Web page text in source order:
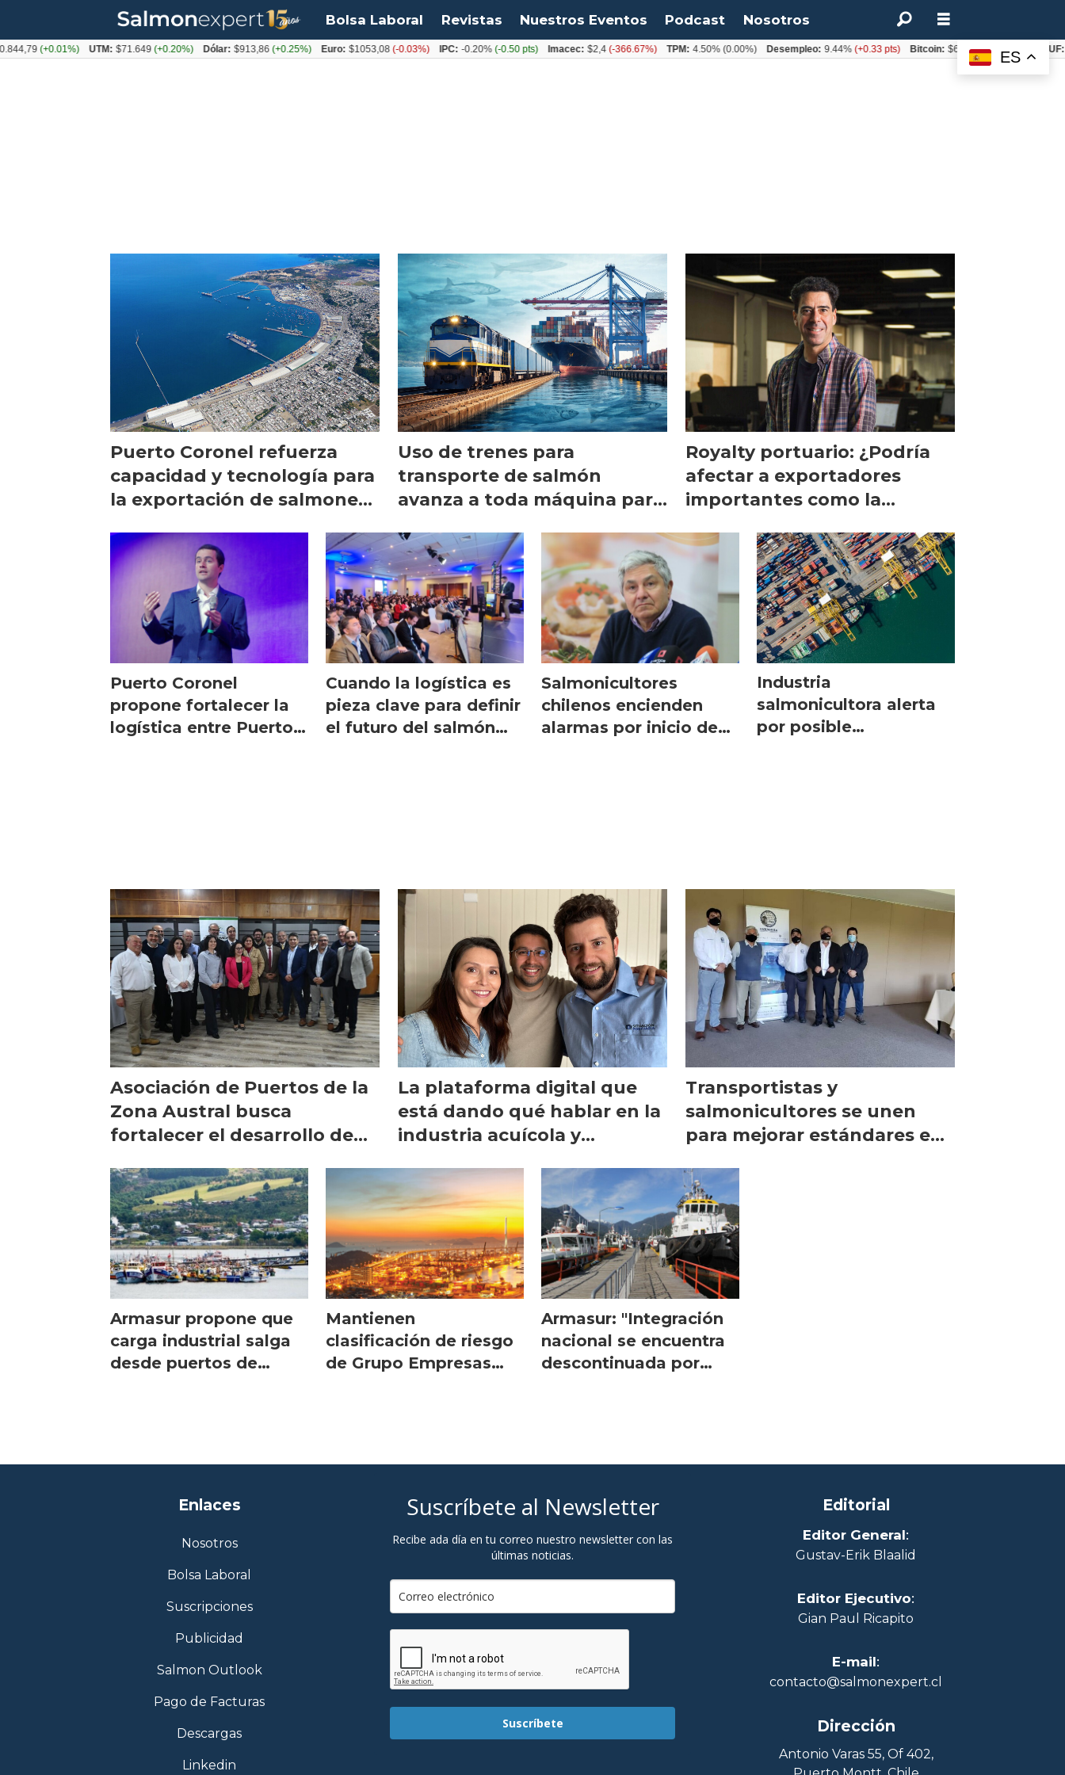
Bolsa Laboral Revistas Nuestros Eventos Podcast Nosotros
Tag:
Puerto Coronel refuerza
capacidad y tecnología para
la exportación de salmones:
Uso de trenes para
transporte de salmón
avanza a toda máquina para
regular
Royalty portuario: ¿Podría
afectar a exportadores
importantes como la
Puerto Coronel
propone fortalecer la
logística entre Puerto
Cuando la logística es
pieza clave para definir
el futuro del salmón
Salmonicultores
chilenos encienden
alarmas por inicio de
Industria
salmonicultora alerta
por posible
Asociación de Puertos de la
Zona Austral busca
fortalecer el desarrollo de
La plataforma digital que
está dando qué hablar en la
industria acuícola y
Transportistas y
salmonicultores se unen
para mejorar estándares en
Armasur propone que
carga industrial salga
desde puertos de
Mantienen
clasificación de riesgo
de Grupo Empresas
Armasur: "Integración
nacional se encuentra
descontinuada por
Enlaces
Nosotros
Bolsa Laboral
Suscripciones
Publicidad
Salmon Outlook
Pago de Facturas
Descargas
Linkedin
Suscríbete al Newsletter
Recibe ada día en tu correo nuestro newsletter con las
últimas noticias.
Suscríbete
Editorial
Editor General:
Gustav-Erik Blaalid
Editor Ejecutivo:
Gian Paul Ricapito
E-mail:
contacto@salmonexpert.cl
Dirección
Antonio Varas 55, Of 402,
ES
(+0.01%) UTM: $71.649 (+0.20%) Dólar: $913,86(+0.25%) Euro: $1053,08(-0.03%) IPC: -0.20%(-0.50 pts) Imacec: $2,4(-366.67%) TPM: 4.50%(0.00%) Desempleo: 9.44%(+0.33 pts) Bitcoin: $64.600,08(+2.93%)